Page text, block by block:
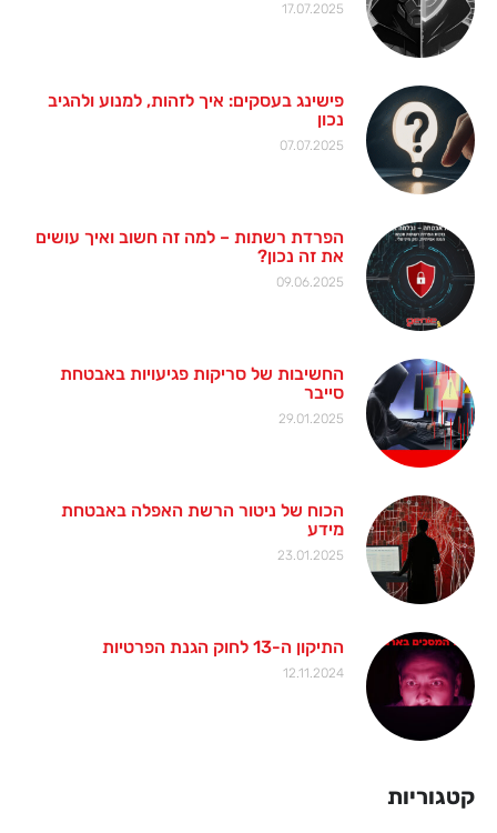
17.07.2025
פישינג בעסקים: איך לזהות, למנוע ולהגיב
נכון
07.07.2025
הפרדת רשתות – למה זה חשוב ואיך עושים
את זה נכון?
09.06.2025
החשיבות של סריקות פגיעויות באבטחת
סייבר
29.01.2025
הכוח של ניטור הרשת האפלה באבטחת
מידע
23.01.2025
התיקון ה-13 לחוק הגנת הפרטיות
12.11.2024
קטגוריות